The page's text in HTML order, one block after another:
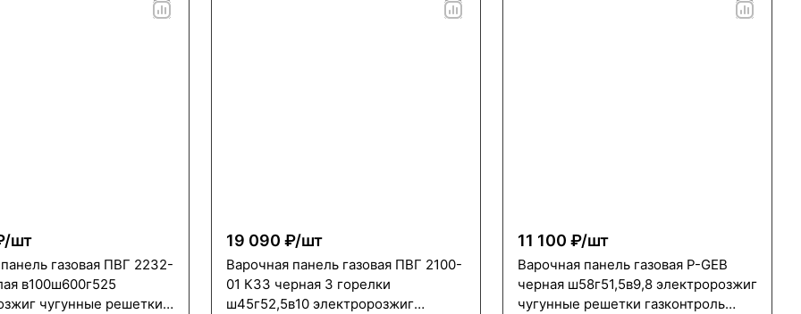
шт
газовая ПВГ 2232-
в100ш600г525
чугунные решетки
19 090 ₽/шт
Варочная панель газовая ПВГ 2100-
01 К33 черная 3 горелки
ш45г52,5в10 электророзжиг
11 100 ₽/шт
Варочная панель газовая P-GEB
черная ш58г51,5в9,8 электророзжиг
чугунные решетки газконтроль